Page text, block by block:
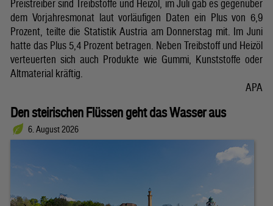
Preistreiber sind Treibstoffe und Heizöl, im Juli gab es gegenüber
dem Vorjahresmonat laut vorläufigen Daten ein Plus von 6,9
Prozent, teilte die Statistik Austria am Donnerstag mit. Im Juni
hatte das Plus 5,4 Prozent betragen. Neben Treibstoff und Heizöl
verteuerten sich auch Produkte wie Gummi, Kunststoffe oder
Altmaterial kräftig.
APA
Den steirischen Flüssen geht das Wasser aus
6. August 2026